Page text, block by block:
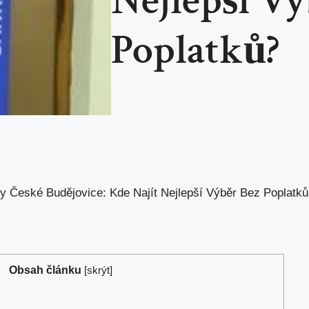
Poplatků?
České Budějovice: Kde Najít Nejlepší Výběr Bez
Obsah článku [skrýt]